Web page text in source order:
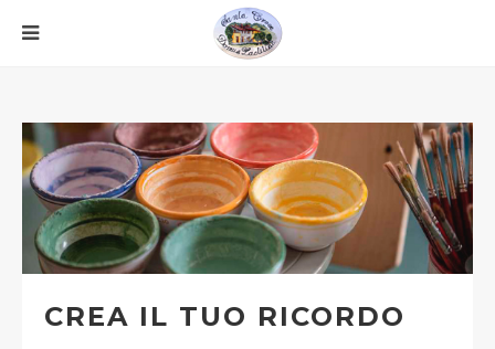
CREA IL TUO RICORDO